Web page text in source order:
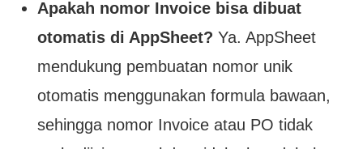
Apakah nomor Invoice bisa dibuat
otomatis di AppSheet? Ya. AppSheet
mendukung pembuatan nomor unik
otomatis menggunakan formula bawaan,
sehingga nomor Invoice atau PO tidak